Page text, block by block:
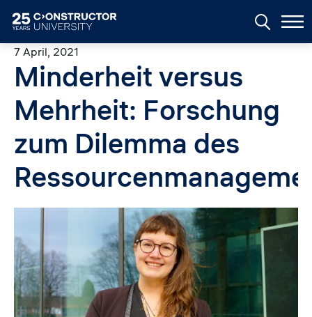
7 April, 2021
Minderheit versus
Mehrheit: Forschung
zum Dilemma des